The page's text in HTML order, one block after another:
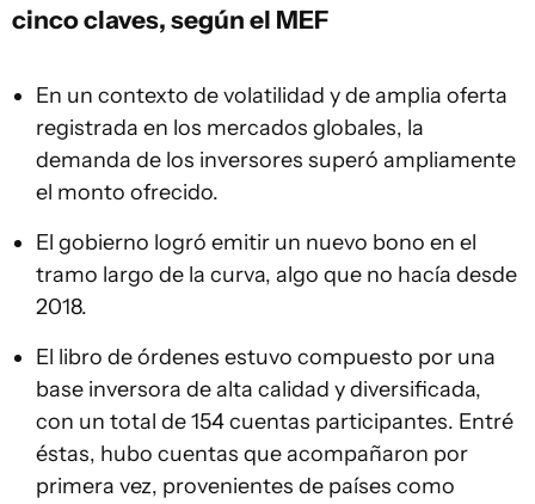
cinco claves, según el MEF
En un contexto de volatilidad y de amplia oferta
registrada en los mercados globales, la
demanda de los inversores superó ampliamente
el monto ofrecido.
El gobierno logró emitir un nuevo bono en el
tramo largo de la curva, algo que no hacía desde
2018.
El libro de órdenes estuvo compuesto por una
base inversora de alta calidad y diversificada,
con un total de 154 cuentas participantes. Entré
éstas, hubo cuentas que acompañaron por
primera vez, provenientes de países como